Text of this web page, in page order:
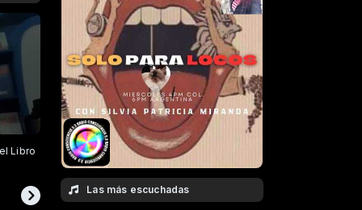
Libro
Próximamente en Radio Consciencia 3 3.
Las más escuchadas